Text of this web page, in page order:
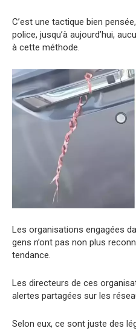
C’est une tactique bien
police, jusqu’à aujourd’hui,
à cette méthode.
Les organisations engagées
gens n’ont pas non plus
tendance.
Les directeurs de ces
alertes partagées sur les
Selon eux, ce sont juste des